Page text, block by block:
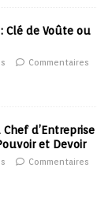
Clé de Voûte ou
Commentaires
d’Entreprise
et Devoir
Commentaires